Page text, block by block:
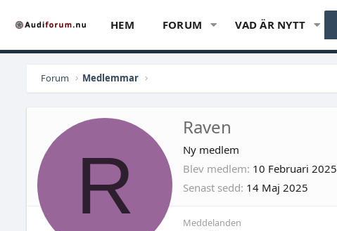
HEM FORUM VAD ÄR NYTT
Forum Medlemmar
R
Raven
Ny medlem
Blev medlem 10 Februari 2025
Senast sedd 14 Maj 2025
Meddelanden